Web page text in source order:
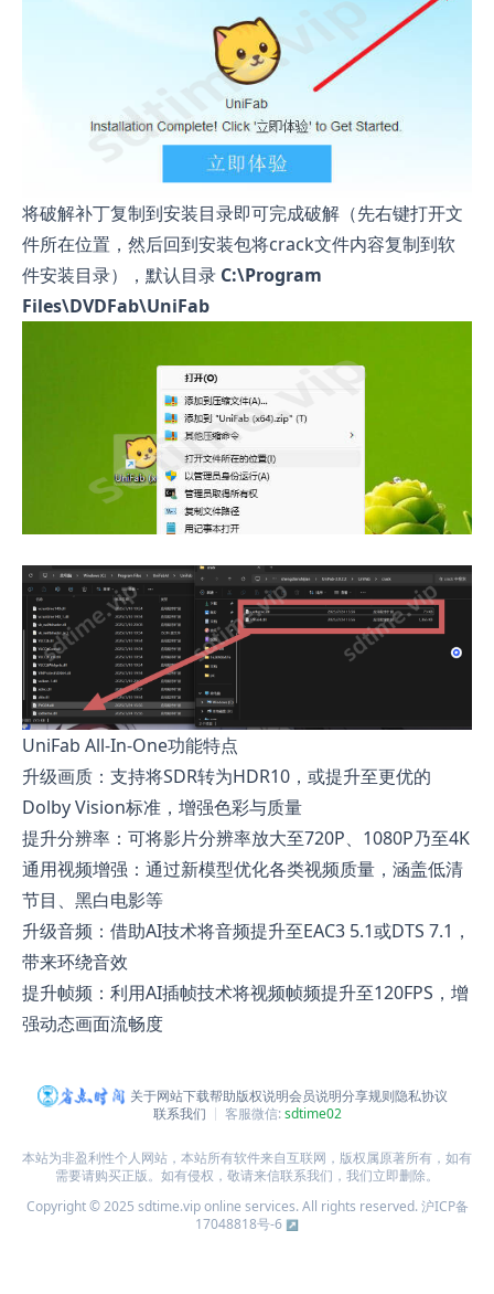
将破解补丁复制到安装目录即可完成破解（先右键打开文
件所在位置，然后回到安装包将crack文件内容复制到软
件安装目录），默认目录 C:\Program
Files\DVDFab\UniFab
UniFab All-In-One功能特点
升级画质：支持将SDR转为HDR10，或提升至更优的
Dolby Vision标准，增强色彩与质量
提升分辨率：可将影片分辨率放大至720P、1080P乃至4K
通用视频增强：通过新模型优化各类视频质量，涵盖低清
节目、黑白电影等
升级音频：借助AI技术将音频提升至EAC3 5.1或DTS 7.1，
带来环绕音效
提升帧频：利用AI插帧技术将视频帧频提升至120FPS，增
强动态画面流畅度
关于网站下载帮助版权说明会员说明分享规则隐私协议
联系我们
客服微信:sdtime02
本站为非盈利性个人网站，本站所有软件来自互联网，版权属原著所有，如有
需要请购买正版。如有侵权，敬请来信联系我们，我们立即删除。
Copyright © 2025 sdtime.vip online services. All rights reserved.沪ICP备
17048818号-6